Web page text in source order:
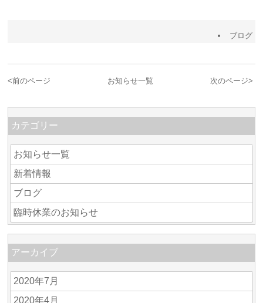
ブログ
<前のページ お知らせ一覧 次のページ>
カテゴリー
お知らせ一覧
新着情報
ブログ
臨時休業のお知らせ
アーカイブ
2020年7月
2020年4月